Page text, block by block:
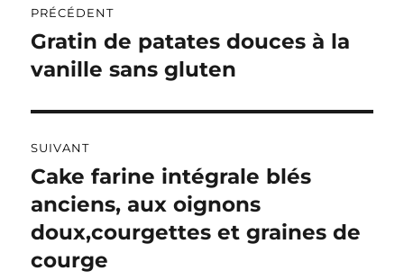
R
A
T
:
de
l’article
PRÉCÉDENT
Publication
précédente :
Gratin de patates douces à la
vanille sans gluten
SUIVANT
Publication
suivante :
Cake farine intégrale blés
anciens, aux oignons
doux,courgettes et graines de
courge